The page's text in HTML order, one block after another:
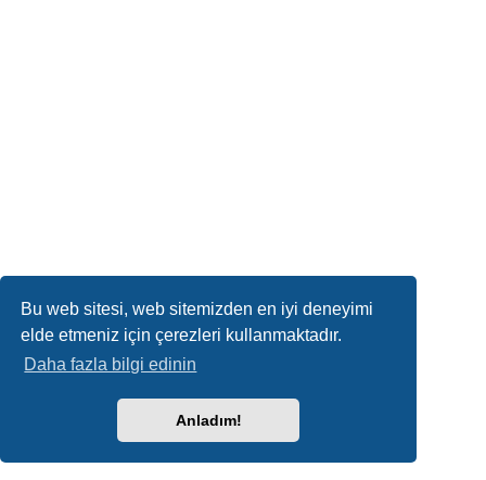
Bu web sitesi, web sitemizden en iyi deneyimi
elde etmeniz için çerezleri kullanmaktadır.
Daha fazla bilgi edinin
Anladım!